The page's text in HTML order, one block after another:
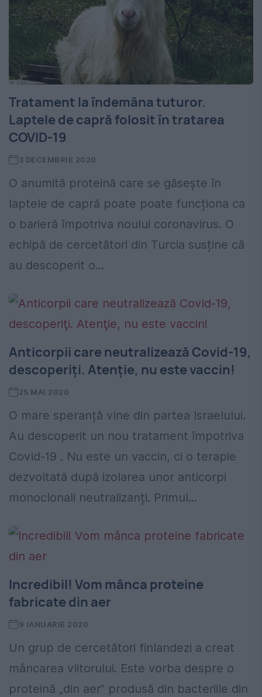
Tratament la îndemâna tuturor.
Laptele de capră folosit în tratarea
COVID-19
3 DECEMBRIE 2020
O anumită proteină care se găsește în
laptele de capră poate poate funcționa ca
o barieră împotriva noului coronavirus. O
echipă de cercetători din Turcia susține că
au descoperit o...
Anticorpii care neutralizează Covid-19,
descoperiţi. Atenţie, nu este vaccin!
25 MAI 2020
O mare speranță vine din partea Israelului.
Au descoperit un nou tratament împotriva
Covid-19 . Nu este un vaccin, ci o terapie
dezvoltată după izolarea unor anticorpi
monoclonali neutralizanți. Primul...
Incredibil! Vom mânca proteine
fabricate din aer
9 IANUARIE 2020
Un grup de cercetători finlandezi a creat
mâncarea viitorului. Este vorba despre o
proteină „din aer” produsă din bacteriile din